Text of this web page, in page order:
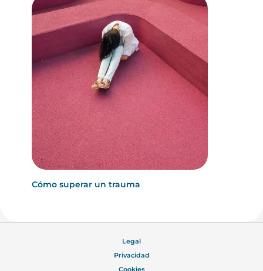
Cómo superar un trauma
Legal
Privacidad